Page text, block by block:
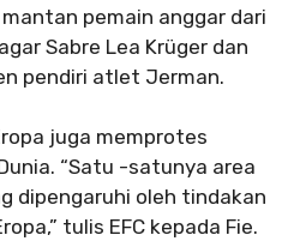
pemain anggar dari
Sabre Lea Krüger dan
pendiri atlet Jerman.
juga memprotes
“Satu -satunya area
dipengaruhi oleh tindakan
tulis EFC kepada Fie.